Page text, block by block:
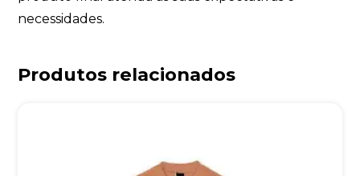
necessidades.
Produtos relacionados